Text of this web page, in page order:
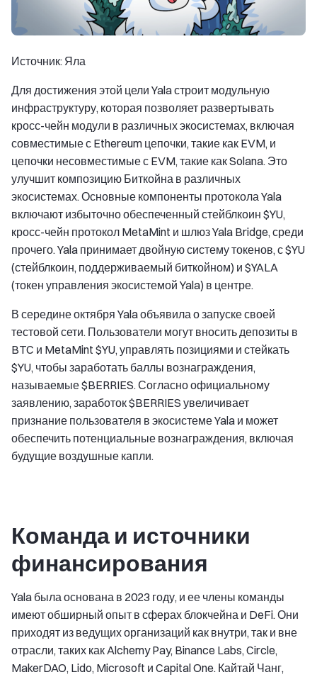
Источник: Яла
Для достижения этой цели Yala строит модульную
инфраструктуру, которая позволяет развертывать
кросс-чейн модули в различных экосистемах, включая
совместимые с Ethereum цепочки, такие как EVM, и
цепочки несовместимые с EVM, такие как Solana. Это
улучшит композицию Биткойна в различных
экосистемах. Основные компоненты протокола Yala
включают избыточно обеспеченный стейблкоин $YU,
кросс-чейн протокол MetaMint и шлюз Yala Bridge, среди
прочего. Yala принимает двойную систему токенов, с $YU
(стейблкоин, поддерживаемый биткойном) и $YALA
(токен управления экосистемой Yala) в центре.
В середине октября Yala объявила о запуске своей
тестовой сети. Пользователи могут вносить депозиты в
BTC и MetaMint $YU, управлять позициями и стейкать
$YU, чтобы заработать баллы вознаграждения,
называемые $BERRIES. Согласно официальному
заявлению, заработок $BERRIES увеличивает
признание пользователя в экосистеме Yala и может
обеспечить потенциальные вознаграждения, включая
будущие воздушные капли.
Команда и источники
финансирования
Yala была основана в 2023 году, и ее члены команды
имеют обширный опыт в сферах блокчейна и DeFi. Они
приходят из ведущих организаций как внутри, так и вне
отрасли, таких как Alchemy Pay, Binance Labs, Circle,
MakerDAO, Lido, Microsoft и Capital One. Кайтай Чанг,